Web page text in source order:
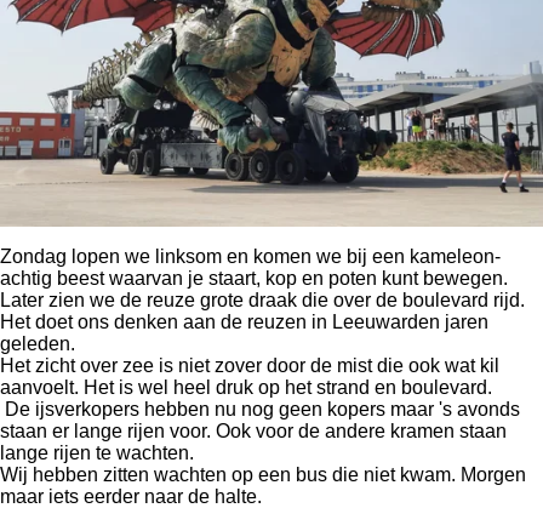
Zondag lopen we linksom en komen we bij een kameleon-
achtig beest waarvan je staart, kop en poten kunt bewegen.
Later zien we de reuze grote draak die over de boulevard rijd.
Het doet ons denken aan de reuzen in Leeuwarden jaren
geleden.
Het zicht over zee is niet zover door de mist die ook wat kil
aanvoelt. Het is wel heel druk op het strand en boulevard.
De ijsverkopers hebben nu nog geen kopers maar 's avonds
staan er lange rijen voor. Ook voor de andere kramen staan
lange rijen te wachten.
Wij hebben zitten wachten op een bus die niet kwam. Morgen
maar iets eerder naar de halte.